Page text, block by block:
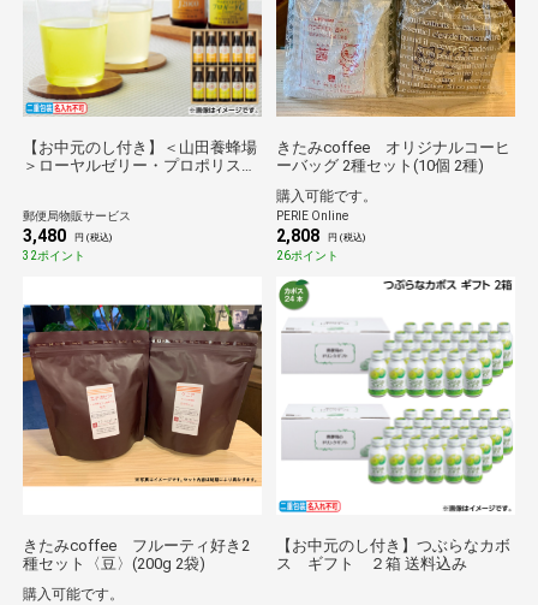
【お中元のし付き】＜山田養蜂場
＞ローヤルゼリー・プロポリスド
郵便局物販サービス
3,480 円 (税込)
32ポイント
きたみcoffee オリジナルコーヒ
ーバッグ 2種セット(10個 2種)
購入可能です。
PERIE Online
2,808 円 (税込)
26ポイント
きたみcoffee フルーティ好き2
種セット〈豆〉(200g 2袋)
購入可能です。
【お中元のし付き】つぶらなカボ
ス ギフト ２箱 送料込み